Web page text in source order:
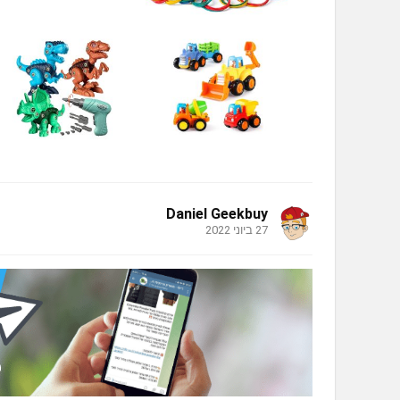
Daniel Geekbuy
27 ביוני 2022